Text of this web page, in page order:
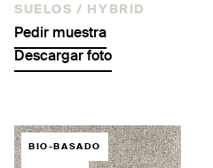
SUELOS / HYBRID
Pedir muestra
Descargar foto
BIO-BASADO